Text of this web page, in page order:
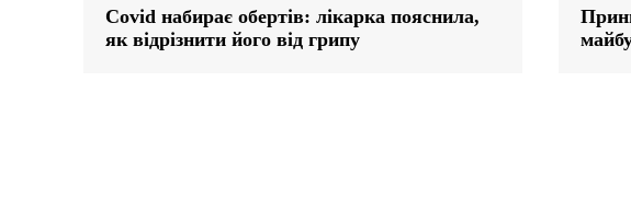
Covid набирає обертів: лікарка пояснила,
як відрізнити його від грипу